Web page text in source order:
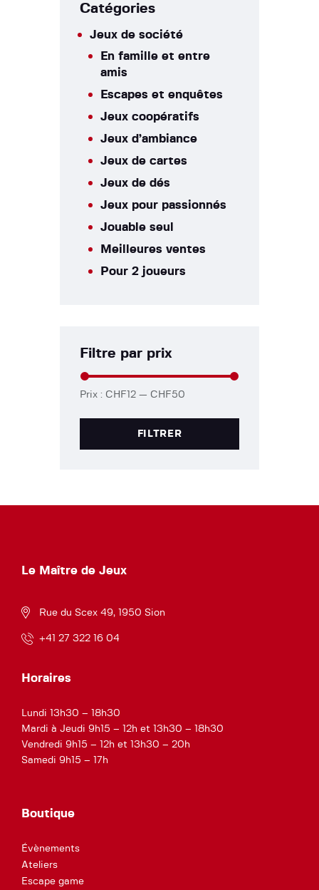
Catégories
Jeux de société
En famille et entre
amis
Escapes et enquêtes
Jeux coopératifs
Jeux d’ambiance
Jeux de cartes
Jeux de dés
Jeux pour passionnés
Jouable seul
Meilleures ventes
Pour 2 joueurs
Filtre par prix
FILTRER
Prix : CHF12 — CHF50
Le Maître de Jeux
Rue du Scex 49, 1950 Sion
+41 27 322 16 04
Horaires
Lundi 13h30 – 18h30
Mardi à Jeudi 9h15 – 12h et 13h30 – 18h30
Vendredi 9h15 – 12h et 13h30 – 20h
Samedi 9h15 – 17h
Boutique
Évènements
Ateliers
Escape game